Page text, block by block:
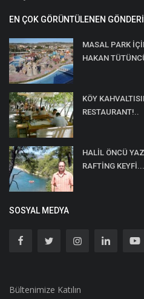
EN ÇOK GÖRÜNTÜLENEN
MASAL PARK
HAKAN
KÖY
RESTAURANT!..
HALİL ÖNCÜ
RAFTİNG KEYFİ...
SOSYAL MEDYA
Bültenimize Katılın